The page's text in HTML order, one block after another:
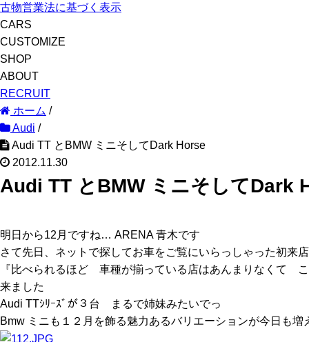
古物営業法に基づく表示
CARS
CUSTOMIZE
SHOP
ABOUT
RECRUIT
ホーム /
Audi /
Audi TT とBMW ミニそしてDark Horse
2012.11.30
Audi TT とBMW ミニそしてDark
明日から12月ですね… ARENA 青木です
さて先日、ネットで探してお車をご覧にいらっしゃった初来
『比べられるほど 車種が揃っている店はあんまりなくて
来ました
Audi TTｼﾘｰｽﾞが３台 まるで姉妹みたいでっ
Bmw ミニも１２月を飾る魅力あるバリエーションが今日も増